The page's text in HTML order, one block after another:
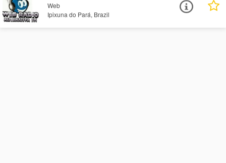
Web
Ipixuna do Pará, Brazil